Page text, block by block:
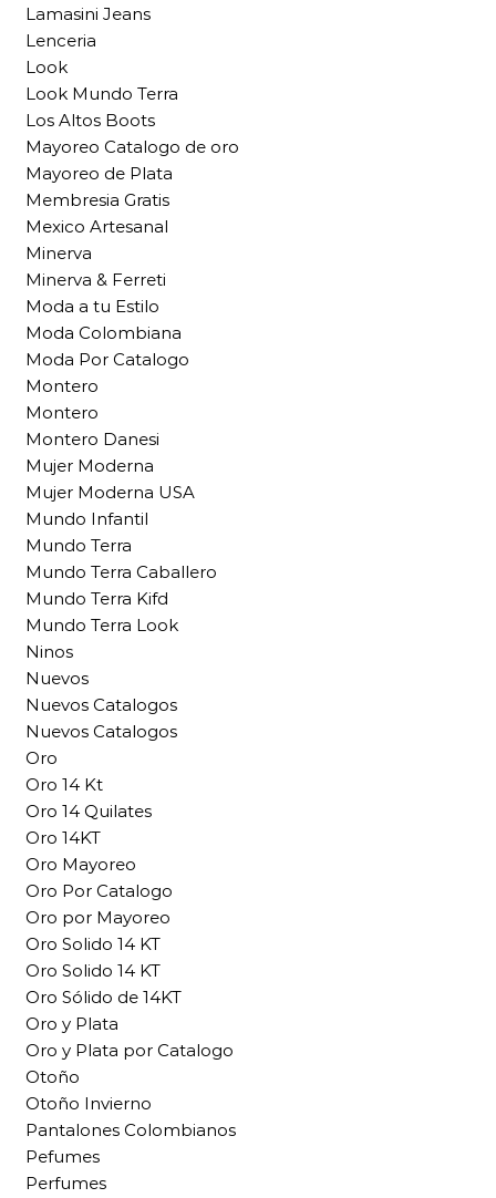
Lamasini Jeans
Lenceria
Look
Look Mundo Terra
Los Altos Boots
Mayoreo Catalogo de oro
Mayoreo de Plata
Membresia Gratis
Mexico Artesanal
Minerva
Minerva & Ferreti
Moda a tu Estilo
Moda Colombiana
Moda Por Catalogo
Montero
Montero
Montero Danesi
Mujer Moderna
Mujer Moderna USA
Mundo Infantil
Mundo Terra
Mundo Terra Caballero
Mundo Terra Kifd
Mundo Terra Look
Ninos
Nuevos
Nuevos Catalogos
Nuevos Catalogos
Oro
Oro 14 Kt
Oro 14 Quilates
Oro 14KT
Oro Mayoreo
Oro Por Catalogo
Oro por Mayoreo
Oro Solido 14 KT
Oro Solido 14 KT
Oro Sólido de 14KT
Oro y Plata
Oro y Plata por Catalogo
Otoño
Otoño Invierno
Pantalones Colombianos
Pefumes
Perfumes